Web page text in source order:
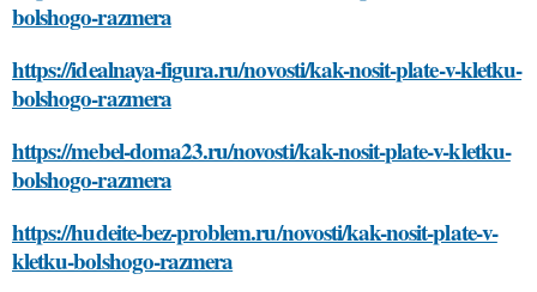
bolshogo-razmera
https://idealnaya-figura.ru/novosti/kak-nosit-plate-v-kletku-
bolshogo-razmera
https://mebel-doma23.ru/novosti/kak-nosit-plate-v-kletku-
bolshogo-razmera
https://hudeite-bez-problem.ru/novosti/kak-nosit-plate-v-
kletku-bolshogo-razmera